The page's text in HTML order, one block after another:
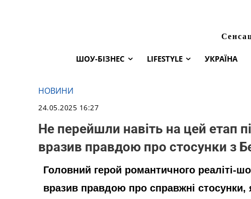
ШОУ-БІЗНЕС LIFESTYLE УКРАЇНА
НОВИНИ
24.05.2025 16:27
Не перейшли навіть на цей етап
вразив правдою про стосунки з
Головний герой романтичного реаліті-
вразив правдою про справжні